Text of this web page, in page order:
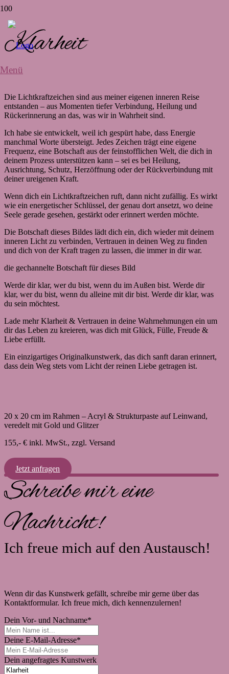
Menü
Klarheit
Die Lichtkraftzeichen sind aus meiner eigenen inneren Reise
entstanden – aus Momenten tiefer Verbindung, Heilung und
Rückerinnerung an das, was wir in Wahrheit sind.
Ich habe sie entwickelt, weil ich gespürt habe, dass Energie
manchmal Worte übersteigt. Jedes Zeichen trägt eine eigene
Frequenz, eine Botschaft aus der feinstofflichen Welt, die dich in
deinem Prozess unterstützen kann – sei es bei Heilung,
Ausrichtung, Schutz, Herzöffnung oder der Rückverbindung mit
deiner ureigenen Kraft.
Wenn dich ein Lichtkraftzeichen ruft, dann nicht zufällig. Es wirkt
wie ein energetischer Schlüssel, der genau dort ansetzt, wo deine
Seele gerade gesehen, gestärkt oder erinnert werden möchte.
Die Botschaft dieses Bildes lädt dich ein, dich wieder mit deinem
inneren Licht zu verbinden, Vertrauen in deinen Weg zu finden
und dich von der Kraft tragen zu lassen, die immer in dir war.
die gechannelte Botschaft für dieses Bild
Werde dir klar, wer du bist, wenn du im Außen bist. Werde dir
klar, wer du bist, wenn du alleine mit dir bist. Werde dir klar, was
du sein möchtest.
Lade mehr Klarheit & Vertrauen in deine Wahrnehmungen ein um
dir das Leben zu kreieren, was dich mit Glück, Fülle, Freude &
Liebe erfüllt.
Ein einzigartiges Originalkunstwerk, das dich sanft daran erinnert,
dass dein Weg stets vom Licht der reinen Liebe getragen ist.
20 x 20 cm im Rahmen – Acryl & Strukturpaste auf Leinwand,
veredelt mit Gold und Glitzer
155,- € inkl. MwSt., zzgl. Versand
Jetzt anfragen
Schreibe mir eine
Nachricht!
Ich freue mich auf den Austausch!
Wenn dir das Kunstwerk gefällt, schreibe mir gerne über das
Kontaktformular. Ich freue mich, dich kennenzulernen!
Dein Vor- und Nachname*
Deine E-Mail-Adresse*
Dein angefragtes Kunstwerk